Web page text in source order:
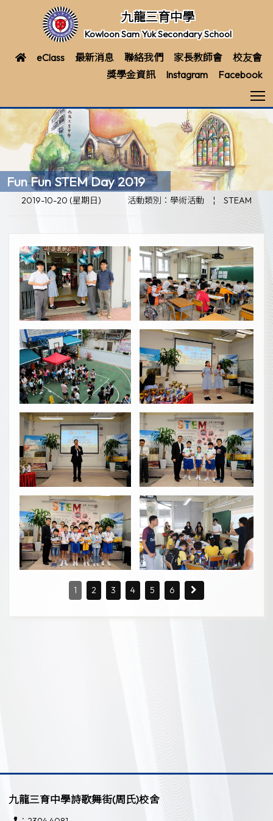
九龍三育中學
Kowloon Sam Yuk Secondary School
eClass 最新消息 聯絡我們 家長教師會
校友會
獎學金資訊
Instagram Facebook
Fun Fun STEM Day 2019
2019-10-20 (星期日) 活動類別：學術活動 ¦ STEAM
1 2 3 4 5 6
九龍三育中學詩歌舞街(周氏)校舍